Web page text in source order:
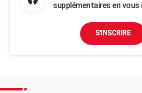
supplémentaires en
S'INSCRIRE